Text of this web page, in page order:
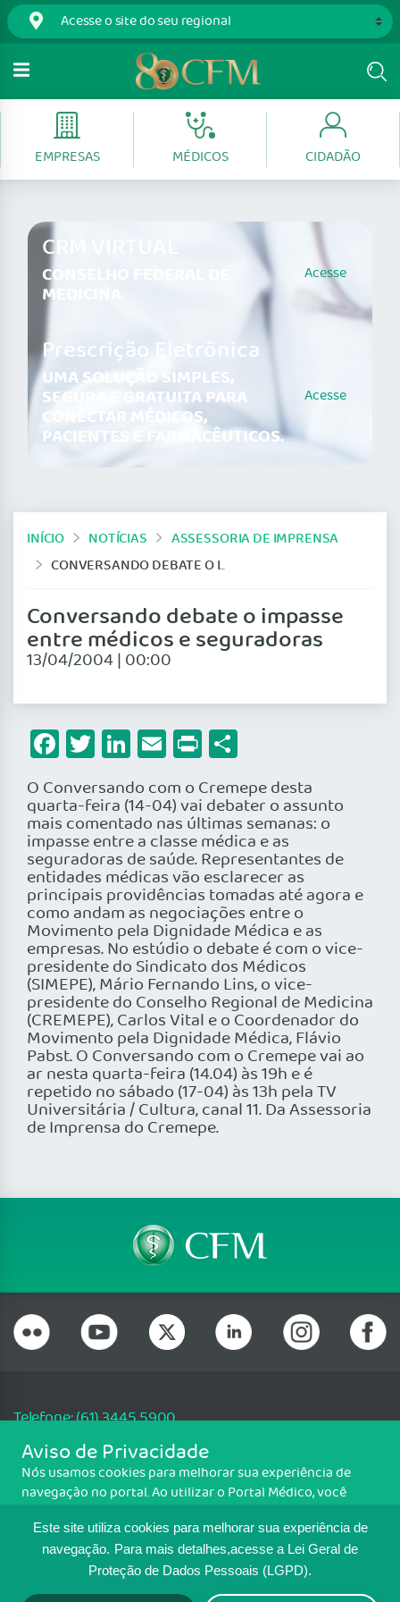
Este site utiliza cookies para melhorar sua experiência de
navegação. Para mais detalhes,acesse a Lei Geral de
Proteção de Dados Pessoais (LGPD).
EMPRESAS MÉDICOS CIDADÃO
CRM VIRTUAL
CONSELHO FEDERAL DE
MEDICINA
Acesse
Prescrição Eletrônica
UMA SOLUÇÃO SIMPLES,
SEGURA E GRATUITA PARA
CONECTAR MÉDICOS,
PACIENTES E FARMACÊUTICOS.
Acesse
INÍCIO NOTÍCIAS
ASSESSORIA DE IMPRENSA
CONVERSANDO DEBATE O IMPASSE ENTRE MÉDICOS E SEGURADORAS
Conversando debate o impasse
entre médicos e seguradoras
13/04/2004 | 00:00
Facebook
Twitter
LinkedIn
Email
Print
O Conversando com o Cremepe desta
quarta-feira (14-04) vai debater o assunto
mais comentado nas últimas semanas: o
impasse entre a classe médica e as
seguradoras de saúde. Representantes de
entidades médicas vão esclarecer as
principais providências tomadas até agora e
como andam as negociações entre o
Movimento pela Dignidade Médica e as
empresas. No estúdio o debate é com o vice-
presidente do Sindicato dos Médicos
(SIMEPE), Mário Fernando Lins, o vice-
presidente do Conselho Regional de Medicina
(CREMEPE), Carlos Vital e o Coordenador do
Movimento pela Dignidade Médica, Flávio
Pabst. O Conversando com o Cremepe vai ao
ar nesta quarta-feira (14.04) às 19h e é
repetido no sábado (17-04) às 13h pela TV
Universitária / Cultura, canal 11. Da Assessoria
de Imprensa do Cremepe.
Telefone: (61) 3445 5900
Email: cfm@portalmedico.org.br
SGAS 616, Conjunto D, Lote 115, L2 Sul, Brasília/DF - CEP: 70200-760 -
CNPJ: 33.583.550/0001-30
MAPA DO SITE
Aviso de Privacidade
Nós usamos cookies para melhorar sua experiência de
navegação no portal. Ao utilizar o Portal Médico, você
Para ter mais informações sobre como isso é feito, acesse
Política de cookies. Se você concorda, clique em ACEITO.